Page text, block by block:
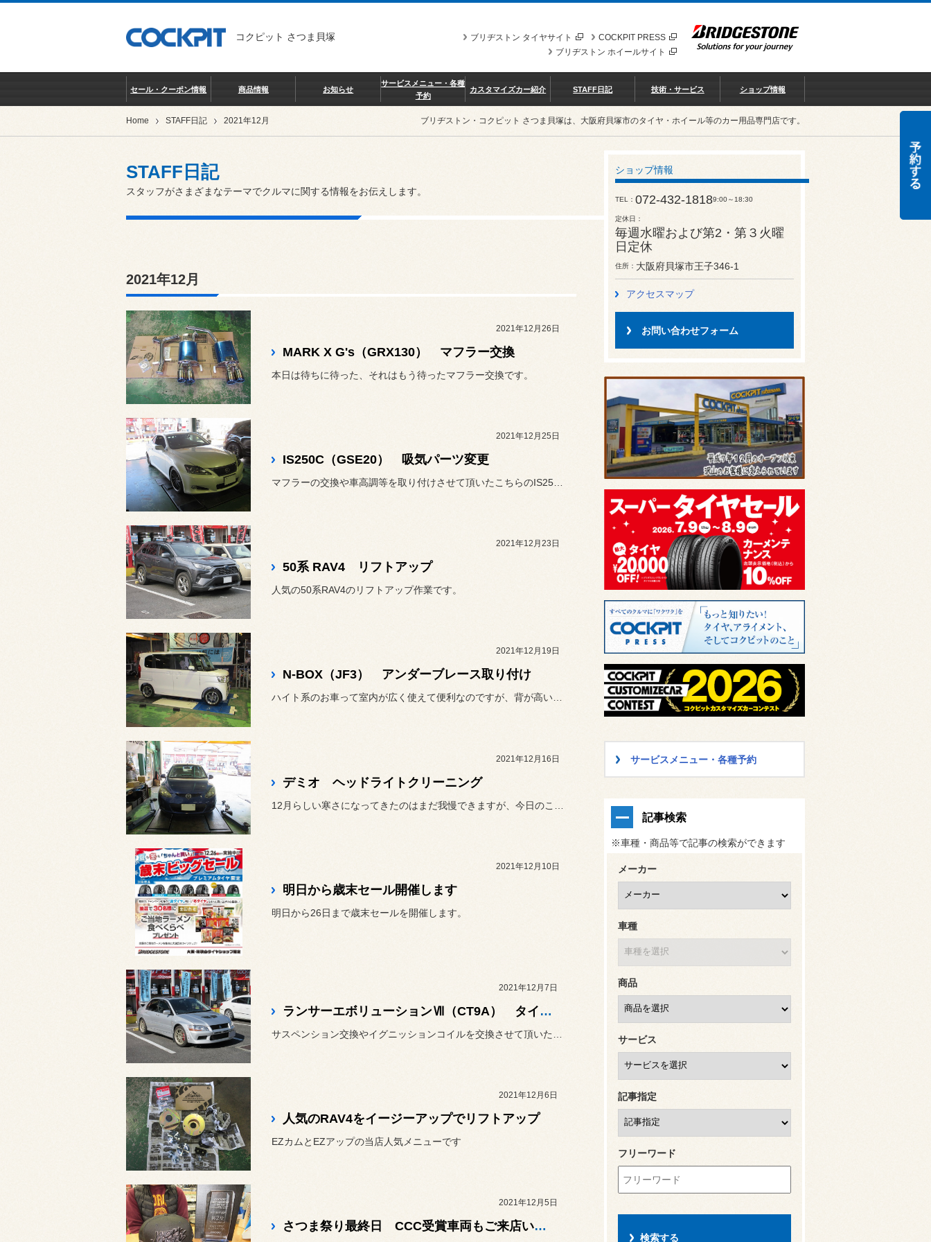
コクピット さつま貝塚 COCKPIT PRESS
ブリヂストン タイヤサイト
ブリヂストン ホイールサイト
セール・クーポン情報 商品情報 お知らせ
サービスメニュー・各種
予約
カスタマイズカー紹介 STAFF日記 技術・サービス ショップ情報
Home STAFF日記 2021年12月 ブリヂストン・コクピット さつま貝塚は、大阪府貝塚市のタイヤ・ホイール等のカー用品専門店です。
STAFF日記
スタッフがさまざまなテーマでクルマに関する情報をお伝えします。
2021年12月
2021年12月26日
MARK X G's（GRX130） マフラー交換
本日は待ちに待った、それはもう待ったマフラー交換です。
2021年12月25日
IS250C（GSE20） 吸気パーツ変更
2021年12月23日
50系 RAV4 リフトアップ
人気の50系RAV4のリフトアップ作業です。
2021年12月19日
N-BOX（JF3） アンダーブレース取り付け
ハイト系のお車って室内が広く使えて便利なのですが、背が高いが故に走...
2021年12月16日
デミオ ヘッドライトクリーニング
2021年12月10日
明日から歳末セール開催します
明日から26日まで歳末セールを開催します。
2021年12月7日
ランサーエボリューションⅦ（CT9A） タイヤ交換
2021年12月6日
人気のRAV4をイージーアップでリフトアップ
EZカムとEZアップの当店人気メニューです
2021年12月5日
さつま祭り最終日 CCC受賞車両もご来店いただきました
ショップ情報
TEL 072-432-18189:00～18:30
定休日
毎週水曜および第2・第３火曜
日定休
住所 大阪府貝塚市王子346-1
アクセスマップ
お問い合わせフォーム
サービスメニュー・各種予約
記事検索
※車種・商品等で記事の検索ができます
メーカー
車種
商品
サービス
記事指定
フリーワード